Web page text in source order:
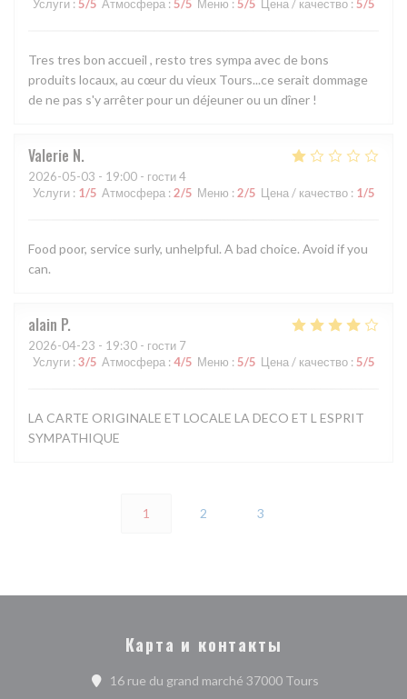
Услуги : 5/5 Атмосфера : 5/5 Меню : 5/5 Цена / качество : 5/5
Tres tres bon accueil , resto tres sympa avec de bons
produits locaux, au cœur du vieux Tours...ce serait dommage
de ne pas s'y arrêter pour un déjeuner ou un dîner !
Valerie N
2026-05-03 - 19:00 - гости 4
Услуги : 1/5 Атмосфера : 2/5 Меню : 2/5 Цена / качество : 1/5
Food poor, service surly, unhelpful. A bad choice. Avoid if you
can.
alain P
2026-04-23 - 19:30 - гости 7
Услуги : 3/5 Атмосфера : 4/5 Меню : 5/5 Цена / качество : 5/5
LA CARTE ORIGINALE ET LOCALE LA DECO ET L ESPRIT
SYMPATHIQUE
1 2 3
Карта и контакты
16 rue du grand marché 37000 Tours((открывается